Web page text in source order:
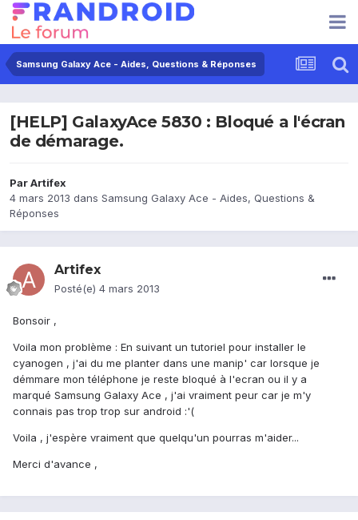
Samsung Galaxy Ace - Aides, Questions & Réponses
[HELP] GalaxyAce 5830 : Bloqué a l'écran
de démarage.
ParArtifex
4 mars 2013 dans Samsung Galaxy Ace - Aides, Questions &
Réponses
Artifex
Posté(e) 4 mars 2013
Bonsoir ,
Voila mon problème : En suivant un tutoriel pour installer le
cyanogen , j'ai du me planter dans une manip' car lorsque je
démmare mon téléphone je reste bloqué à l'ecran ou il y a
marqué Samsung Galaxy Ace , j'ai vraiment peur car je m'y
connais pas trop trop sur android :'(
Voila , j'espère vraiment que quelqu'un pourras m'aider...
Merci d'avance ,